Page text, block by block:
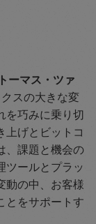
ーマス・ツァ
スの大きな変
を巧みに乗り切
上げとビットコ
、課題と機会の
ツールとプラッ
動の中、お客様
とをサポートす